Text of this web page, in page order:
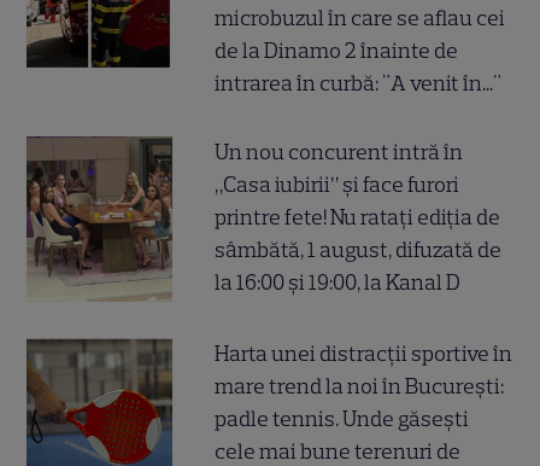
microbuzul în care se aflau cei
de la Dinamo 2 înainte de
intrarea în curbă: "A venit în..."
Un nou concurent intră în
„Casa iubirii” și face furori
printre fete! Nu ratați ediția de
sâmbătă, 1 august, difuzată de
la 16:00 și 19:00, la Kanal D
Harta unei distracții sportive în
mare trend la noi în București:
padle tennis. Unde găsești
cele mai bune terenuri de